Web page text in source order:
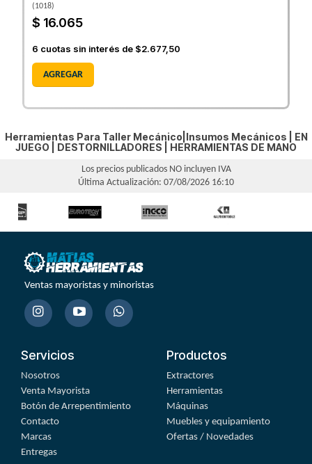
(1018)
$ 16.065
6 cuotas sin interés de $2.677,50
AGREGAR
Herramientas Para Taller Mecánico|Insumos Mecánicos | EN
JUEGO
DESTORNILLADORES HERRAMIENTAS DE MANO
Los precios publicados NO incluyen IVA
Última Actualización: 07/08/2026 16:10
Ventas mayoristas y minoristas
Servicios
Nosotros
Venta Mayorista
Botón de Arrepentimiento
Contacto
Marcas
Entregas
Productos
Extractores
Herramientas
Máquinas
Muebles y equipamiento
Ofertas / Novedades